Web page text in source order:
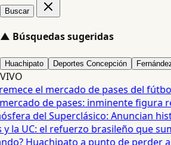
Buscar
▲ Búsquedas sugeridas
Huachipato Deportes Concepción
VIVO
el mercado de pases del fútbol
de pases: inminente figura
del Superclásico: Anuncian
UC: el refuerzo brasileño que
Huachipato a punto de perder a